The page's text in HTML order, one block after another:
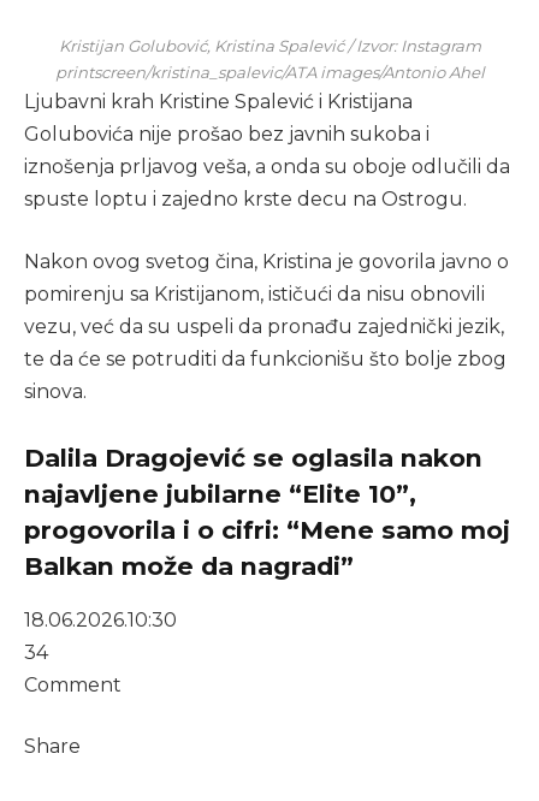
Kristijan Golubović, Kristina Spalević / Izvor: Instagram
printscreen/kristina_spalevic/ATA images/Antonio Ahel
Ljubavni krah Kristine Spalević i Kristijana
Golubovića nije prošao bez javnih sukoba i
iznošenja prljavog veša, a onda su oboje odlučili da
spuste loptu i zajedno krste decu na Ostrogu.
Nakon ovog svetog čina, Kristina je govorila javno o
pomirenju sa Kristijanom, ističući da nisu obnovili
vezu, već da su uspeli da pronađu zajednički jezik,
te da će se potruditi da funkcionišu što bolje zbog
sinova.
Dalila Dragojević se oglasila nakon
najavljene jubilarne “Elite 10”,
progovorila i o cifri: “Mene samo moj
Balkan može da nagradi”
18.06.2026.10:30
34
Comment
Share